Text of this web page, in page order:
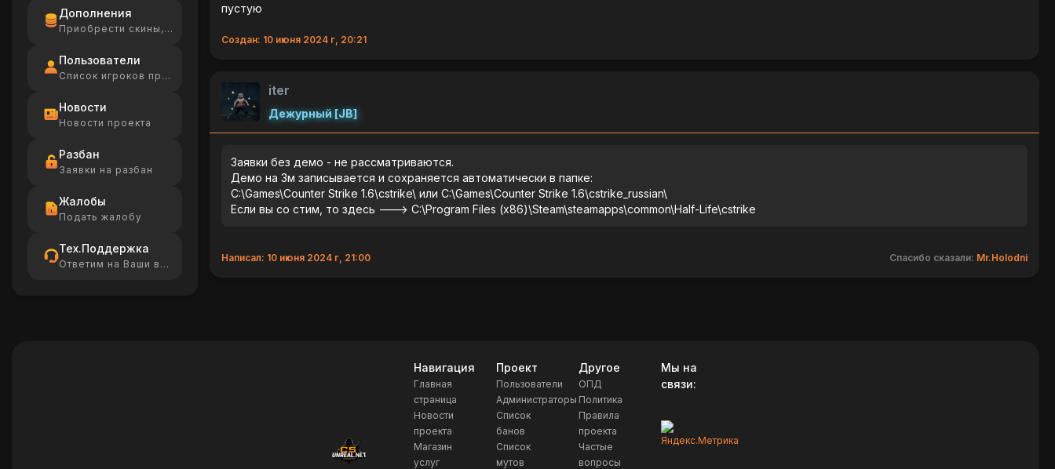
Дополнения
Приобрести скины, Ammo
Пользователи
Список игроков проекта
Новости
Новости проекта
Разбан
Заявки на разбан
Жалобы
Подать жалобу
Тех.Поддержка
Ответим на Ваши вопросы
пустую
Создан: 10 июня 2024 г, 20:21
iter
Дежурный [JB]
Заявки без демо - не рассматриваются.
Демо на Зм записывается и сохраняется автоматически в папке:
C:\Games\Counter Strike 1.6\cstrike\ или C:\Games\Counter Strike 1.6\cstrike_russian\
Если вы со стим, то здесь ---> C:\Program Files (x86)\Steam\steamapps\common\Half-Life\cstrike
Написал: 10 июня 2024 г, 21:00 Спасибо сказали: Mr.Holodni
Навигация
Главная
страница
Новости
проекта
Магазин
услуг
Проект
Пользователи
Администраторы
Список
банов
Список
мутов
Другое
ОПД
Политика
Правила
проекта
Частые
вопросы
Мы на
связи: